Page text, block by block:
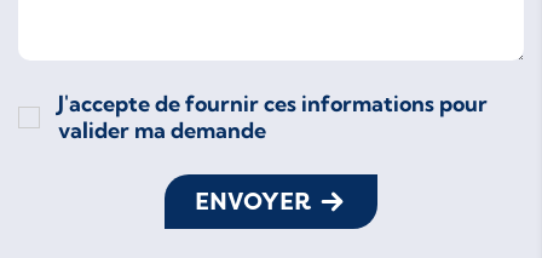
J'accepte de fournir ces informations pour
valider ma demande
ENVOYER